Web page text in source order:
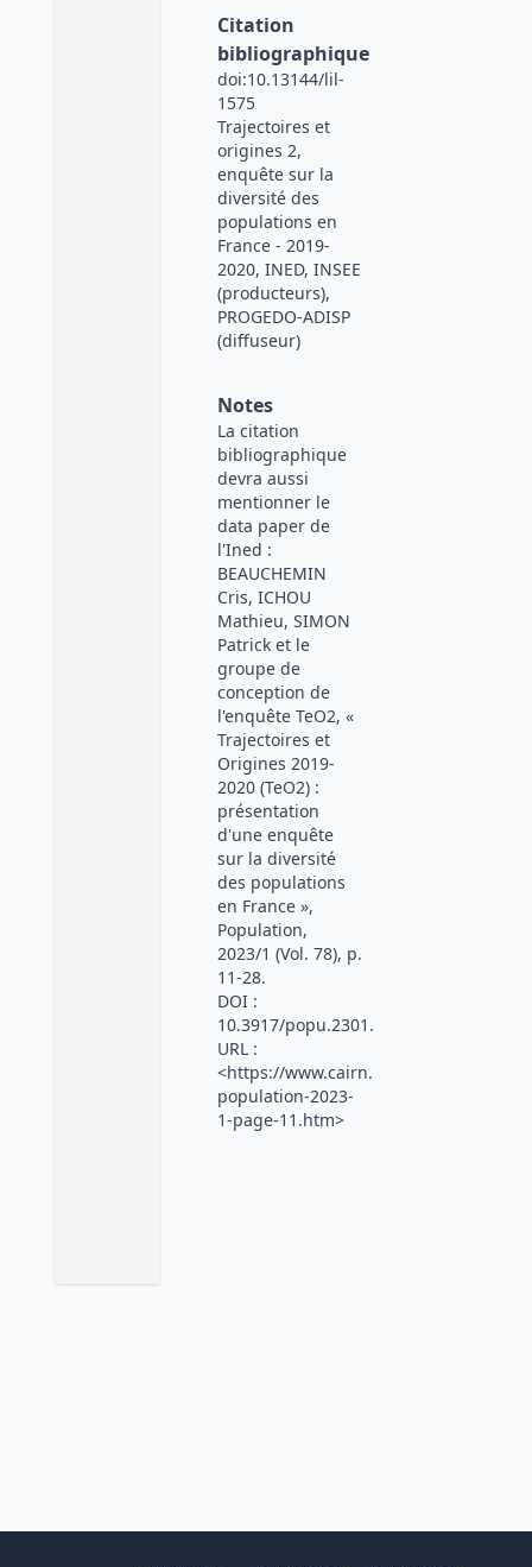
Citation
bibliographique
doi:10.13144/lil-
1575
Trajectoires et
origines 2,
enquête sur la
diversité des
populations en
France - 2019-
2020, INED, INSEE
(producteurs),
PROGEDO-ADISP
(diffuseur)
Notes
La citation
bibliographique
devra aussi
mentionner le
data paper de
l'Ined :
BEAUCHEMIN
Cris, ICHOU
Mathieu, SIMON
Patrick et le
groupe de
conception de
l'enquête TeO2, «
Trajectoires et
Origines 2019-
2020 (TeO2) :
présentation
d'une enquête
sur la diversité
des populations
en France »,
Population,
2023/1 (Vol. 78), p.
11-28.
DOI :
10.3917/popu.2301.0011.
URL :
<https://www.cairn.info/revue-
population-2023-
1-page-11.htm>